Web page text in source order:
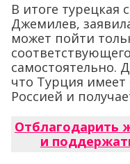
В итоге турецкая
Джемилев,
может пойти
самостоятельно.
что Турция
Россией и
Отблагодарить
и